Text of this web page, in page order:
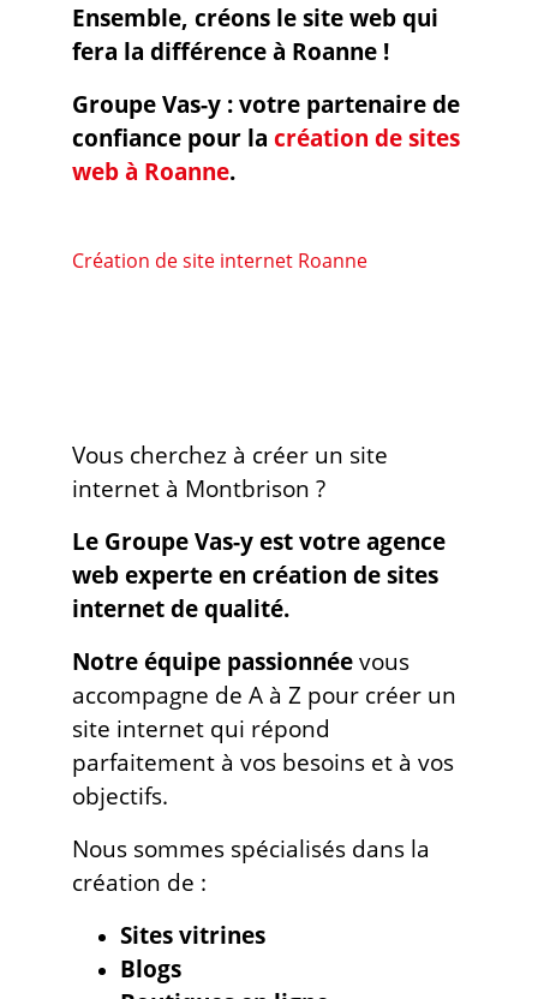
Ensemble, créons le site web qui
fera la différence à Roanne !
Groupe Vas-y : votre partenaire de
confiance pour la création de sites
web à Roanne.
Création de site internet Roanne
Vous cherchez à créer un site
internet à Montbrison ?
Le Groupe Vas-y est votre agence
web experte en création de sites
internet de qualité.
Notre équipe passionnée vous
accompagne de A à Z pour créer un
site internet qui répond
parfaitement à vos besoins et à vos
objectifs.
Nous sommes spécialisés dans la
création de :
Sites vitrines
Blogs